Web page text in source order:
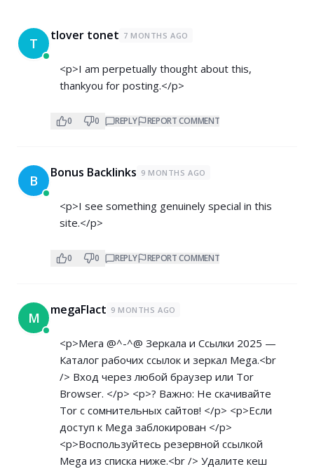
T tlover tonet 7 MONTHS AGO
<p>I am perpetually thought about this,
thankyou for posting.</p>
0 0 REPLY REPORT COMMENT
B Bonus Backlinks 9 MONTHS AGO
<p>I see something genuinely special in this
site.</p>
0 0 REPLY REPORT COMMENT
M megaFlact 9 MONTHS AGO
<p>Мега @^-^@ Зеркала и Ссылки 2025 —
Каталог рабочих ссылок и зеркал Mega.<br
/> Вход через любой браузер или Tor
Browser. </p> <p>? Важно: Не скачивайте
Tor с сомнительных сайтов! </p> <p>Если
доступ к Mega заблокирован </p>
<p>Воспользуйтесь резервной ссылкой
Mega из списка ниже.<br /> Удалите кеш